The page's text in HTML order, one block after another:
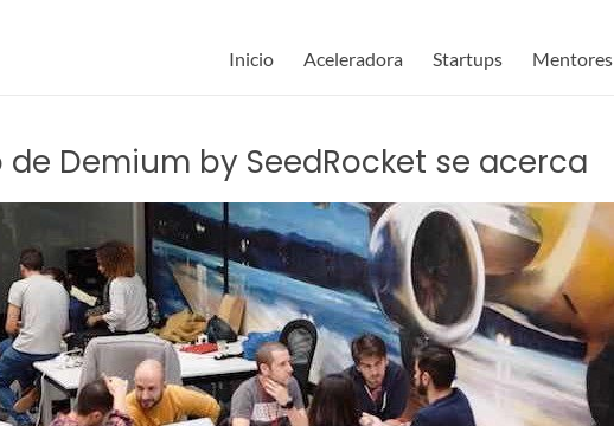
Inicio Aceleradora Startups Mentores
de Demium by SeedRocket se acerca